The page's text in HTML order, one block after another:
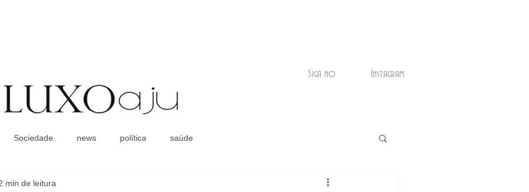
Coluna Social
Siga no Instagram
Sociedade news política saúde
min de leitura